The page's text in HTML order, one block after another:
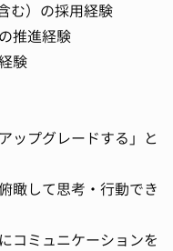
む）の採用経験
推進経験
験
ップグレードする」と
瞰して思考・行動でき
コミュニケーションを